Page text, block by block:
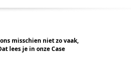
misschien niet zo vaak,
lees je in onze Case